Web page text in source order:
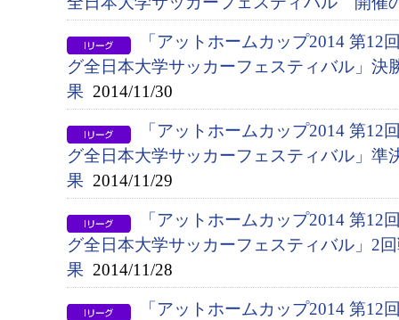
「アットホームカップ2014 第12
グ全日本大学サッカーフェスティバル」決
果 2014/11/30
「アットホームカップ2014 第12
グ全日本大学サッカーフェスティバル」準
果 2014/11/29
「アットホームカップ2014 第12
グ全日本大学サッカーフェスティバル」2
果 2014/11/28
「アットホームカップ2014 第12